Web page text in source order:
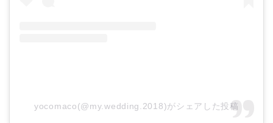
yocomaco(@my.wedding.2018)がシェアした投稿